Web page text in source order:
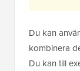
Du kan
kombinera
Du kan till